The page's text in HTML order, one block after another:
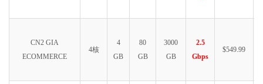
CN2 GIA
ECOMMERCE
4核
4
GB
80
GB
3000
GB
2.5
Gbps
$549.99